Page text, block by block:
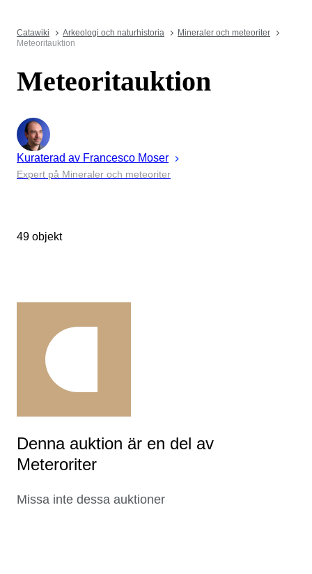
Catawiki Arkeologi och naturhistoria
Mineraler och meteoriter
Meteoritauktion
Meteoritauktion
Kuraterad av Francesco Moser
Expert på Mineraler och meteoriter
49 objekt
Denna auktion är en del av
Meteroriter
Missa inte dessa auktioner